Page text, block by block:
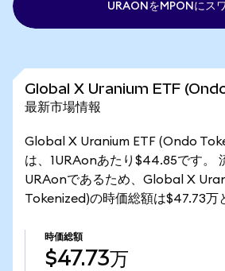
URAONをMPONにス
Global X Uranium ETF
最新市場情報
Global X Uranium ETF (Ondo
は、1URAonあたり$44.85です。
URAonであるため、Global X
Tokenized)の時価総額は$47.73万
時価総額
$47.73万